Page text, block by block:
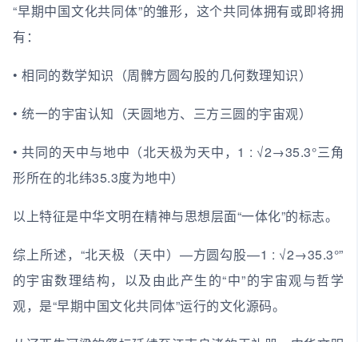
“早期中国文化共同体”的雏形，这个共同体拥有或即将拥
有：
• 相同的数学知识（周髀方圆勾股的几何数理知识）
• 统一的宇宙认知（天圆地方、三方三圆的宇宙观）
• 共同的天中与地中（北天极为天中，1 : √2→35.3°三角
形所在的北纬35.3度为地中）
以上特征是中华文明在精神与思想层面“一体化”的标志。
综上所述，“北天极（天中）—方圆勾股—1 : √2→35.3°”
的宇宙数理结构，以及由此产生的“中”的宇宙观与哲学
观，是“早期中国文化共同体”运行的文化源码。